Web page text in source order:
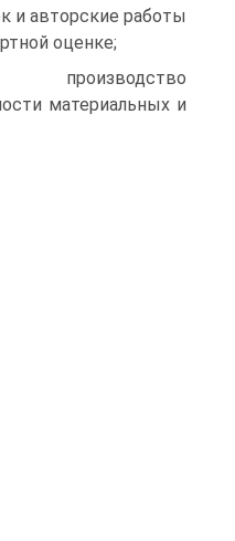
и авторские работы
оценке;
производство
материальных и